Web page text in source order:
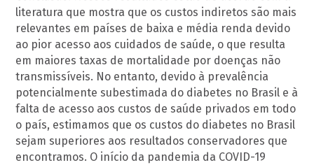
literatura que mostra que os custos indiretos são mais
relevantes em países de baixa e média renda devido
ao pior acesso aos cuidados de saúde, o que resulta
em maiores taxas de mortalidade por doenças não
transmissíveis. No entanto, devido à prevalência
potencialmente subestimada do diabetes no Brasil e à
falta de acesso aos custos de saúde privados em todo
o país, estimamos que os custos do diabetes no Brasil
sejam superiores aos resultados conservadores que
encontramos. O início da pandemia da COVID-19